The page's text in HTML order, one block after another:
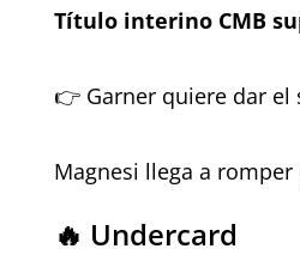
Título interino CMB
👉 Garner quiere dar
Magnesi llega a romper
🔥 Undercard